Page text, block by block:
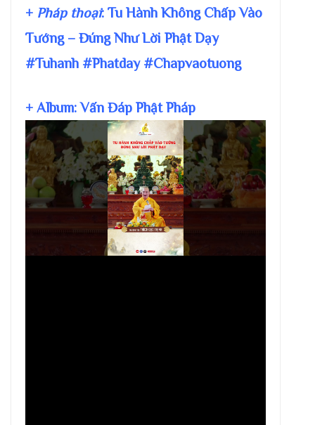
+ Pháp thoại: Tu Hành Không Chấp Vào
Tướng – Đúng Như Lời Phật Dạy
#Tuhanh #Phatday #Chapvaotuong
+ Album: Vấn Đáp Phật Pháp